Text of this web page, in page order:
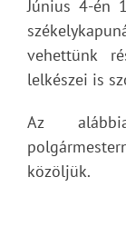
Június 4-én
vehettünk
lelkészei is
Az
közöljük.